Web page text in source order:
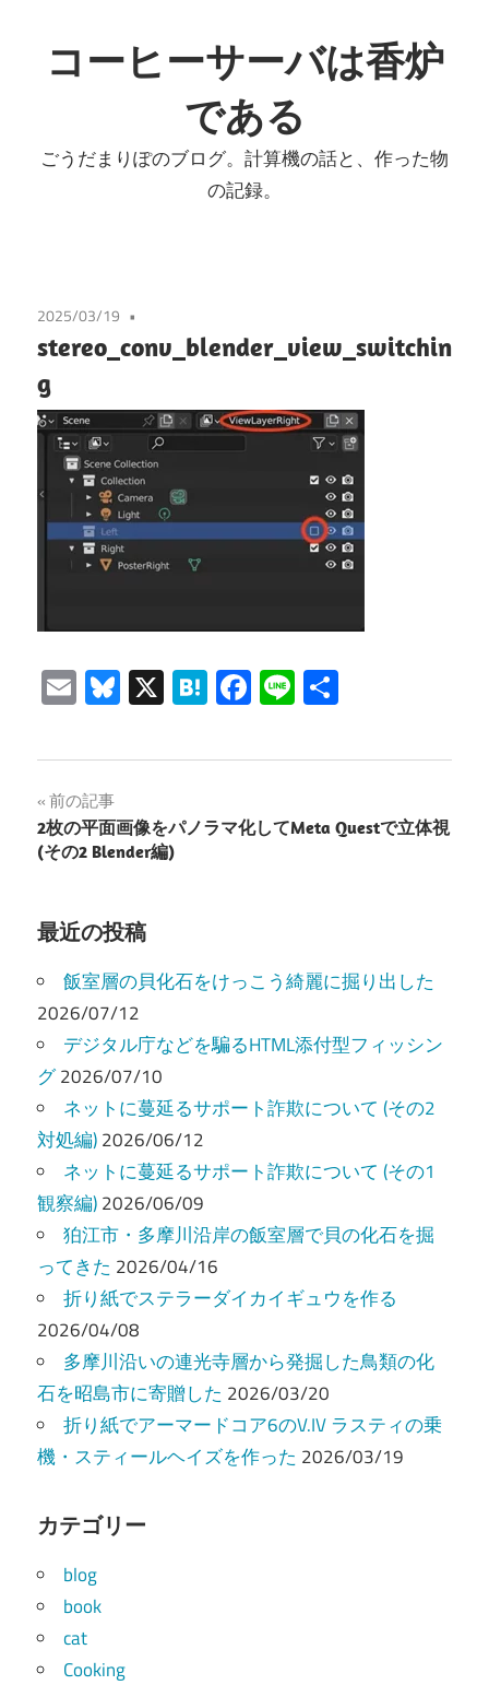
ン
テ
へ
コーヒーサーバは香炉
である
ごうだまりぽのブログ。計算機の話と、作った物
の記録。
2025/03/19
stereo_conv_blender_view_switchin
g
EmailBluesky
X Hatena
Facebook
Line
投
稿
ビ
ゲ
ー
シ
ョ
ン
前の記事
2枚の平面画像をパノラマ化してMeta Questで立体視
(その2 Blender編)
最近の投稿
飯室層の貝化石をけっこう綺麗に掘り出した
2026/07/12
デジタル庁などを騙るHTML添付型フィッシン
グ2026/07/10
ネットに蔓延るサポート詐欺について (その2
対処編)2026/06/12
ネットに蔓延るサポート詐欺について (その1
観察編)2026/06/09
狛江市・多摩川沿岸の飯室層で貝の化石を掘
ってきた 2026/04/16
折り紙でステラーダイカイギュウを作る
2026/04/08
多摩川沿いの連光寺層から発掘した鳥類の化
石を昭島市に寄贈した 2026/03/20
折り紙でアーマードコア6のV.IV ラスティの乗
機・スティールヘイズを作った 2026/03/19
カテゴリー
blog
book
cat
Cooking